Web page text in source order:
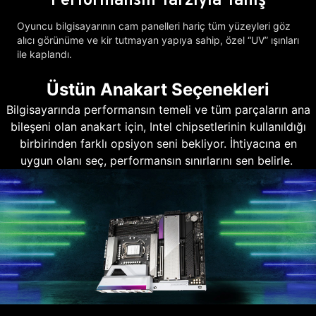
Oyuncu bilgisayarının cam panelleri hariç tüm yüzeyleri göz
alıcı görünüme ve kir tutmayan yapıya sahip, özel “UV” ışınları
ile kaplandı.
Üstün Anakart Seçenekleri
Bilgisayarında performansın temeli ve tüm parçaların ana
bileşeni olan anakart için, Intel chipsetlerinin kullanıldığı
birbirinden farklı opsiyon seni bekliyor. İhtiyacına en
uygun olanı seç, performansın sınırlarını sen belirle.